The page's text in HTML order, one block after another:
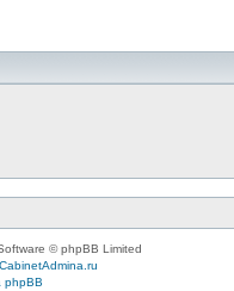
© phpBB Limited
CabinetAdmina.ru
phpBB